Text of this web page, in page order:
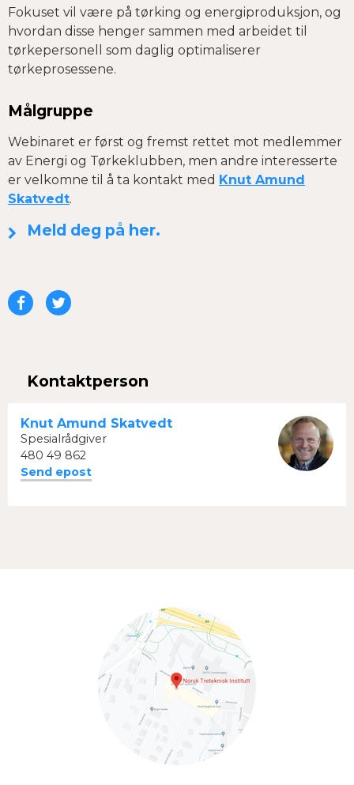
Fokuset vil være på tørking og energiproduksjon, og
hvordan disse henger sammen med arbeidet til
tørkepersonell som daglig optimaliserer
tørkeprosessene.
Målgruppe
Webinaret er først og fremst rettet mot medlemmer
av Energi og Tørkeklubben, men andre interesserte
er velkomne til å ta kontakt med Knut Amund
Skatvedt.
Meld deg på her.
Del Del
Kontaktperson
Knut Amund Skatvedt
Spesialrådgiver
480 49 862
Send epost